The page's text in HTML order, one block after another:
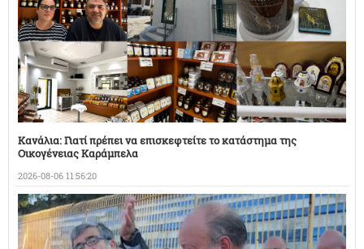
Κανάλια: Γιατί πρέπει να επισκεφτείτε το κατάστημα της
Οικογένειας Καράμπελα
2026-08-06 11:56:20